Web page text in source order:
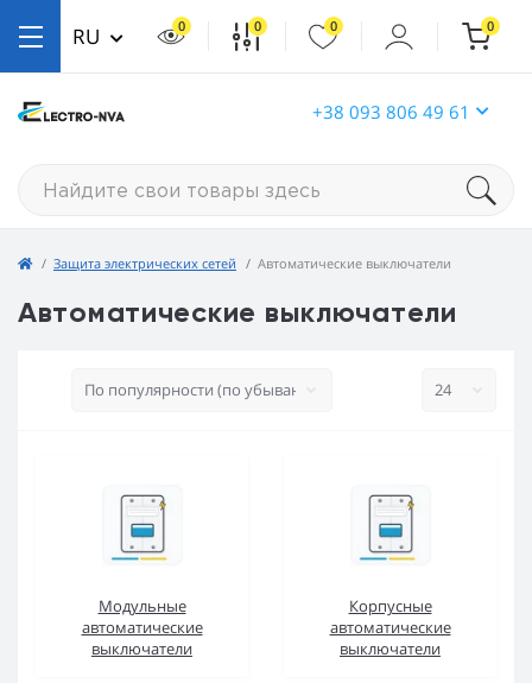
+38 093 806 49 61
RU 0 0 0 0
Защита электрических сетей Автоматические выключатели
Автоматические выключатели
Модульные
автоматические
выключатели
Корпусные
автоматические
выключатели